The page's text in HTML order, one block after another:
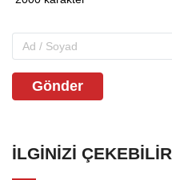
Gönder
İLGINIZI ÇEKEBILIR